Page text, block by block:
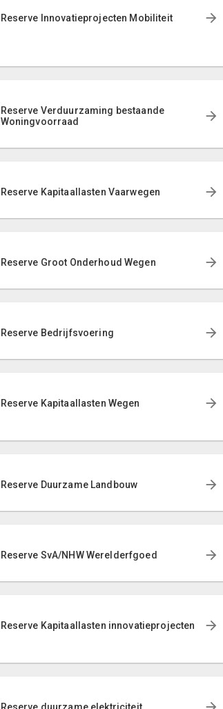
Reserve Innovatieprojecten Mobiliteit
Reserve Verduurzaming bestaande
Woningvoorraad
Reserve Kapitaallasten Vaarwegen
Reserve Groot Onderhoud Wegen
Reserve Bedrijfsvoering
Reserve Kapitaallasten Wegen
Reserve Duurzame Landbouw
Reserve SvA/NHW Werelderfgoed
Reserve Kapitaallasten innovatieprojecten